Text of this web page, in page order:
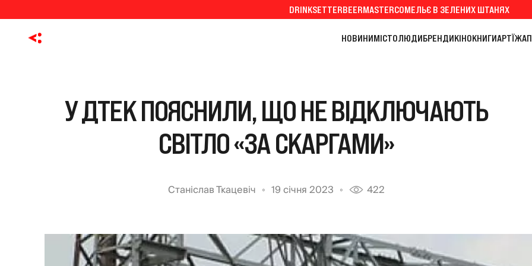
DRINKSETTERBEERMASTERСОМЕЛЬЄ В ЗЕЛЕНИХ ШТАНЯХ
НОВИНИМІСТОЛЮДИБРЕНДИКІНОКНИГИАРТЇЖА
У ДТЕК ПОЯСНИЛИ, ЩО НЕ ВІДКЛЮЧАЮТЬ
СВІТЛО «ЗА СКАРГАМИ»
Станіслав Ткацевіч 19 січня 2023 422